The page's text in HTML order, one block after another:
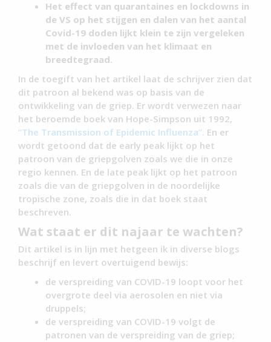
Het effect van quarantaines en lockdowns in
de VS op het stijgen en dalen van het aantal
Covid-19 doden lijkt klein te zijn vergeleken
met de invloeden van het klimaat en
breedtegraad.
In de toegift van het artikel laat de schrijver zien dat
dit patroon al bekend was op basis van de
ontwikkeling van de griep. Er wordt verwezen naar
het beroemde boek van Hope-Simpson uit 1992,
“The Transmission of Epidemic Influenza”. En er
wordt getoond dat de early peak lijkt op het
patroon van de griepgolven zoals we die in onze
regio kennen. En de late peak lijkt op het patroon
zoals die van de griepgolven in de noordelijke
tropische zone, zoals die in dat boek staat
beschreven.
Wat staat er dit najaar te wachten?
Dit artikel is in lijn met hetgeen ik in diverse blogs
beschrijf en levert overtuigend bewijs:
de verspreiding van COVID-19 loopt voor het
overgrote deel via aerosolen en niet via
druppels;
de verspreiding van COVID-19 volgt de
patronen van de verspreiding van de griep;